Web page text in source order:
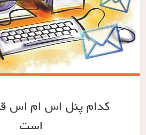
کدام پنل اس ام اس
است